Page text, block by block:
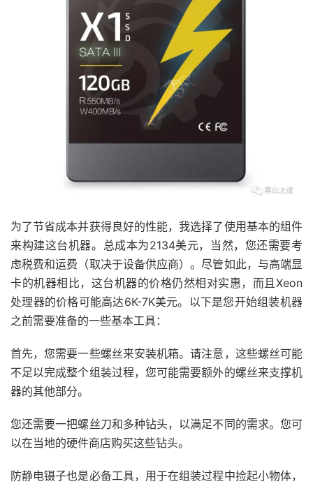
为了节省成本并获得良好的性能，我选择了使用基本的组件
来构建这台机器。总成本为2134美元，当然，您还需要考
虑税费和运费（取决于设备供应商）。尽管如此，与高端显
卡的机器相比，这台机器的价格仍然相对实惠，而且Xeon
处理器的价格可能高达6K-7K美元。以下是您开始组装机器
之前需要准备的一些基本工具：
首先，您需要一些螺丝来安装机箱。请注意，这些螺丝可能
不足以完成整个组装过程，您可能需要额外的螺丝来支撑机
器的其他部分。
您还需要一把螺丝刀和多种钻头，以满足不同的需求。您可
以在当地的硬件商店购买这些钻头。
防静电镊子也是必备工具，用于在组装过程中捡起小物体，